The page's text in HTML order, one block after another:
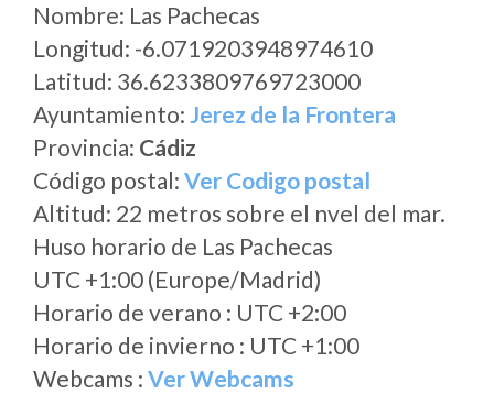
Nombre: Las Pachecas
Longitud: -6.0719203948974610
Latitud: 36.6233809769723000
Ayuntamiento: Jerez de la Frontera
Provincia: Cádiz
Código postal: Ver Codigo postal
Altitud: 22 metros sobre el nvel del mar.
Huso horario de Las Pachecas
UTC +1:00 (Europe/Madrid)
Horario de verano : UTC +2:00
Horario de invierno : UTC +1:00
Webcams : Ver Webcams